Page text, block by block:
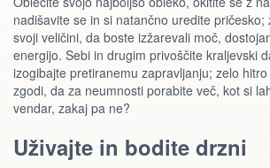
nadišavite se in si natančno uredite pričesko;
svoji veličini, da boste izžarevali moč,
energijo. Sebi in drugim privoščite kraljevski
izogibajte pretiranemu zapravljanju; zelo
zgodi, da za neumnosti porabite več, kot si
vendar, zakaj pa ne?
Uživajte in bodite drzni